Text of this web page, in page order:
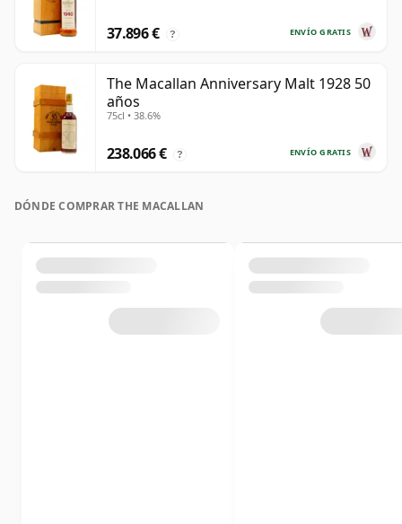
ENVÍO GRATIS
37.896 € ?
The Macallan Anniversary Malt 1928 50
años
75cl • 38.6%
ENVÍO GRATIS
238.066 € ?
DÓNDE COMPRAR THE MACALLAN